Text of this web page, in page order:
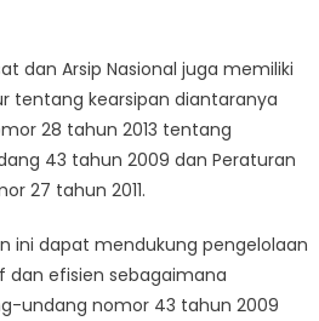
dan Arsip Nasional juga memiliki
tentang kearsipan diantaranya
28 tahun 2013 tentang
43 tahun 2009 dan Peraturan
27 tahun 2011.
ini dapat mendukung pengelolaan
dan efisien sebagaimana
undang nomor 43 tahun 2009